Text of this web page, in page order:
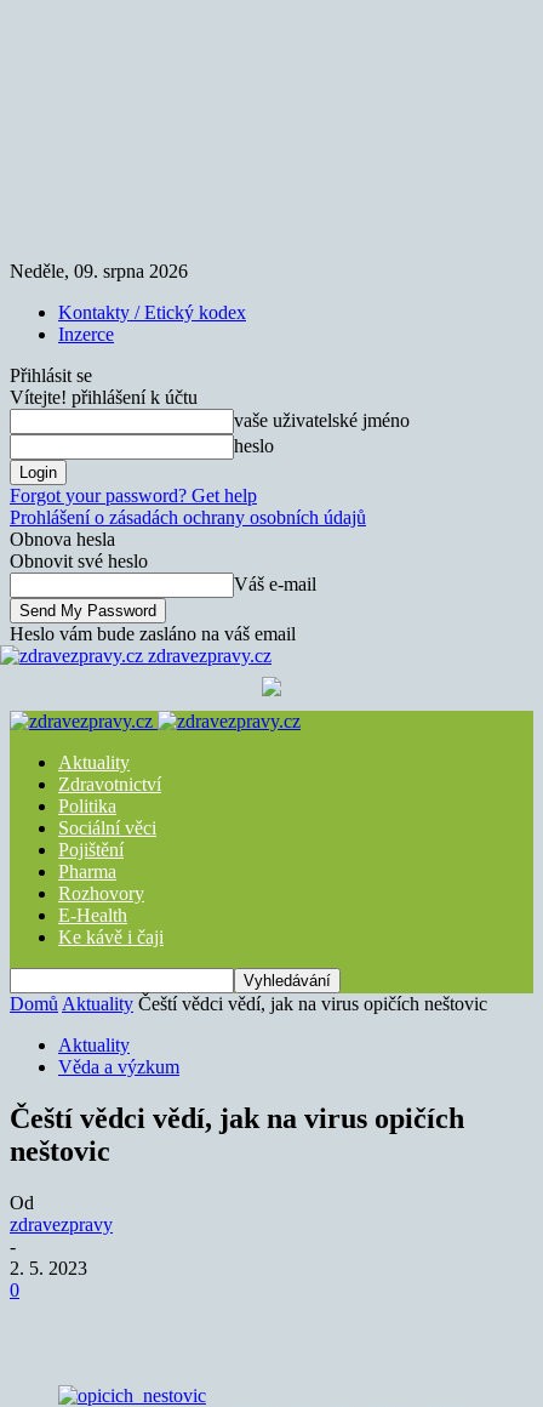
Neděle, 09. srpna 2026
Kontakty / Etický kodex
Inzerce
Přihlásit se
Vítejte! přihlášení k účtu
vaše uživatelské jméno
heslo
Forgot your password? Get help
Prohlášení o zásadách ochrany osobních údajů
Obnova hesla
Obnovit své heslo
Váš e-mail
Heslo vám bude zasláno na váš email
zdravezpravy.cz
Aktuality
Zdravotnictví
Politika
Sociální věci
Pojištění
Pharma
Rozhovory
E-Health
Ke kávě i čaji
Domů Aktuality Čeští vědci vědí, jak na virus opičích neštovic
Aktuality
Věda a výzkum
Čeští vědci vědí, jak na virus opičích
neštovic
Od
zdravezpravy
-
2. 5. 2023
0